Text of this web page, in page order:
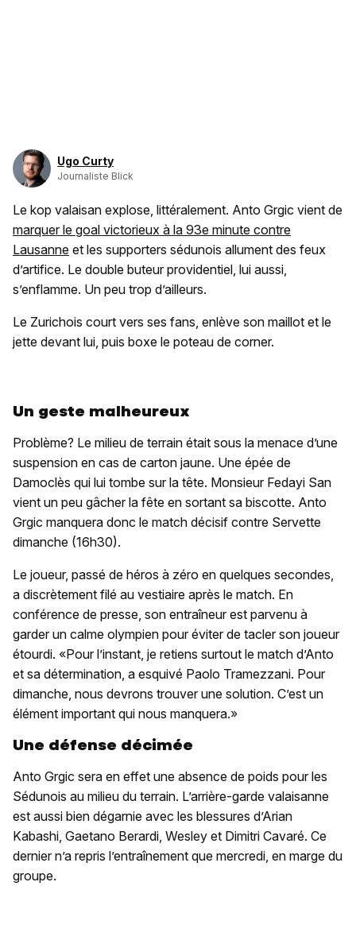
Ugo Curty
Journaliste Blick
Le kop valaisan explose, littéralement. Anto Grgic vient de
marquer le goal victorieux à la 93e minute contre
Lausanne et les supporters sédunois allument des feux
d’artifice. Le double buteur providentiel, lui aussi,
s’enflamme. Un peu trop d’ailleurs.
Le Zurichois court vers ses fans, enlève son maillot et le
jette devant lui, puis boxe le poteau de corner.
Un geste malheureux
Problème? Le milieu de terrain était sous la menace d’une
suspension en cas de carton jaune. Une épée de
Damoclès qui lui tombe sur la tête. Monsieur Fedayi San
vient un peu gâcher la fête en sortant sa biscotte. Anto
Grgic manquera donc le match décisif contre Servette
dimanche (16h30).
Le joueur, passé de héros à zéro en quelques secondes,
a discrètement filé au vestiaire après le match. En
conférence de presse, son entraîneur est parvenu à
garder un calme olympien pour éviter de tacler son joueur
étourdi. «Pour l’instant, je retiens surtout le match d’Anto
et sa détermination, a esquivé Paolo Tramezzani. Pour
dimanche, nous devrons trouver une solution. C’est un
élément important qui nous manquera.»
Une défense décimée
Anto Grgic sera en effet une absence de poids pour les
Sédunois au milieu du terrain. L’arrière-garde valaisanne
est aussi bien dégarnie avec les blessures d’Arian
Kabashi, Gaetano Berardi, Wesley et Dimitri Cavaré. Ce
dernier n’a repris l’entraînement que mercredi, en marge du
groupe.